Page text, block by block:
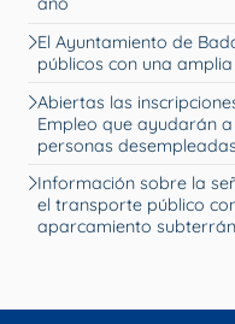
El Ayuntamiento de
públicos con una
Abiertas las
Empleo que ayudarán
personas
Información sobre la
el transporte público
aparcamiento